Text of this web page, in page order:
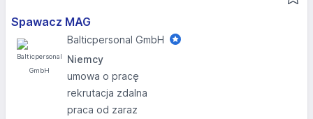
Spawacz MAG
Balticpersonal GmbH
Niemcy
umowa o pracę
rekrutacja zdalna
praca od zaraz